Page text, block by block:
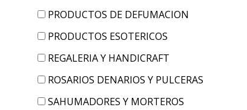
PRODUCTOS DE DEFUMACION
PRODUCTOS ESOTERICOS
REGALERIA Y HANDICRAFT
ROSARIOS DENARIOS Y PULCERAS
SAHUMADORES Y MORTEROS